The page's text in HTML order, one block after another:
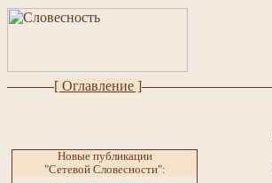
[ Оглавление ]
Новые публикации
"Сетевой Словесности":